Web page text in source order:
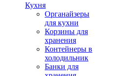
Кухня
Органайзеры
для кухни
Корзины для
хранения
Контейнеры в
холодильник
Банки для